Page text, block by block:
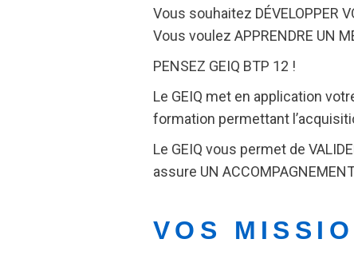
Vous souhaitez DÉVELOPPER
Vous voulez APPRENDRE UN
PENSEZ GEIQ BTP 12 !
Le GEIQ met en application
formation permettant
Le GEIQ vous permet de
assure UN
VOS